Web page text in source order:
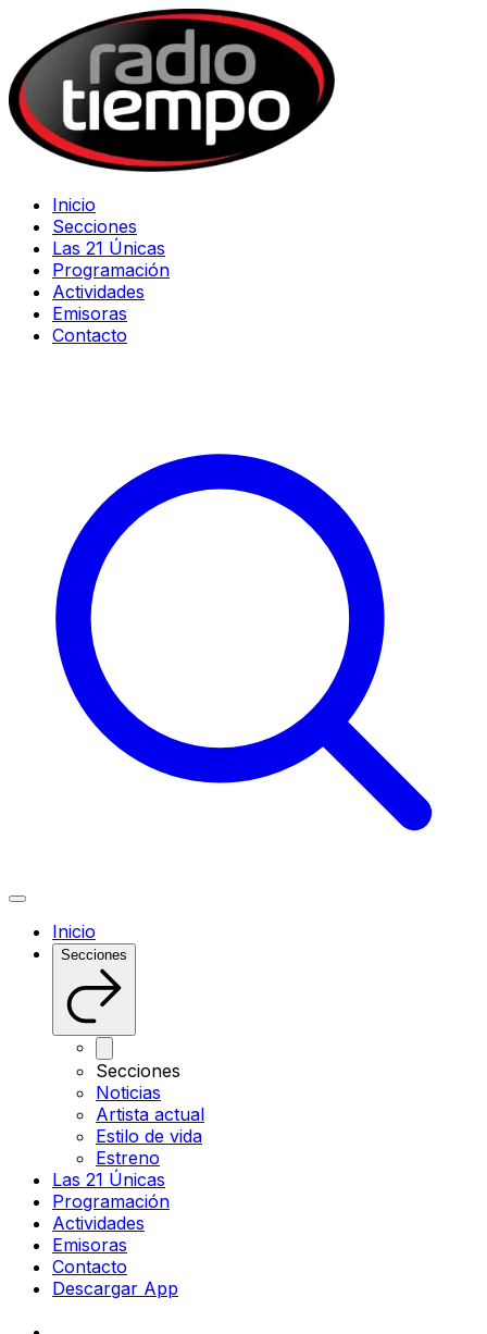
Inicio
Secciones
Las 21 Únicas
Programación
Actividades
Emisoras
Contacto
Inicio
Secciones
Secciones
Noticias
Artista actual
Estilo de vida
Estreno
Las 21 Únicas
Programación
Actividades
Emisoras
Contacto
Descargar App